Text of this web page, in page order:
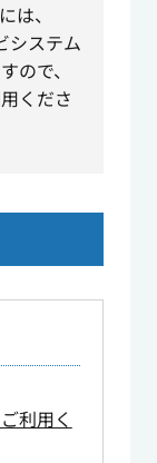
は、
システム
ので、
くださ
利用く